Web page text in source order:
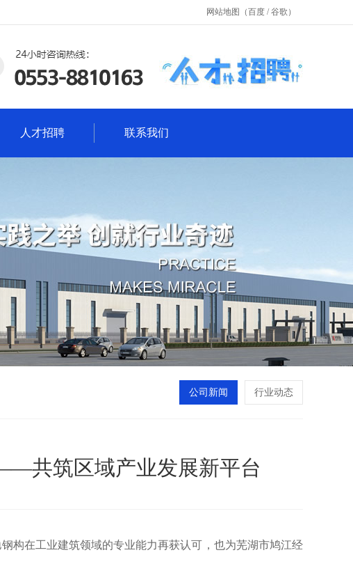
网站地图 （百度 /谷歌 ）
人才招聘 联系我们
公司新闻 行业动态
共筑区域产业发展新平台
构在工业建筑领域的专业能力再获认可，也为芜湖市鸠江经